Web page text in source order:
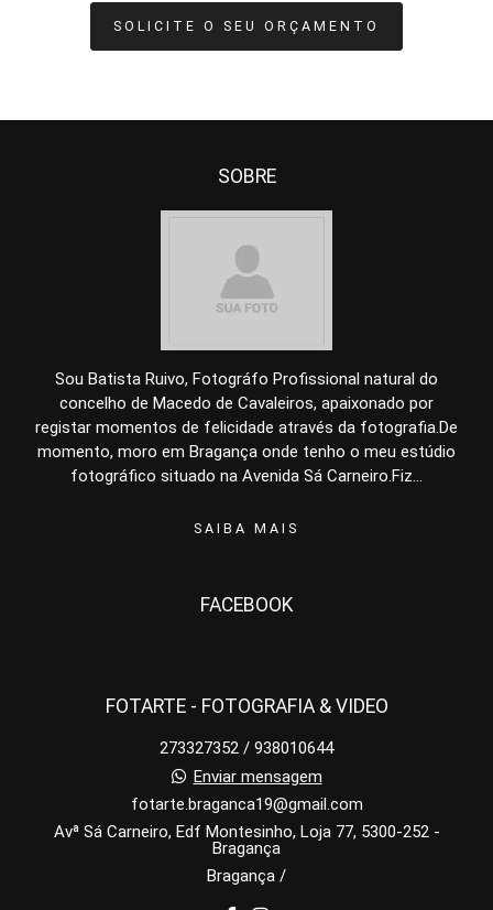
SOLICITE O SEU ORÇAMENTO
SOBRE
Sou Batista Ruivo, Fotográfo Profissional natural do
concelho de Macedo de Cavaleiros, apaixonado por
registar momentos de felicidade através da fotografia.De
momento, moro em Bragança onde tenho o meu estúdio
fotográfico situado na Avenida Sá Carneiro.Fiz...
SAIBA MAIS
FACEBOOK
FOTARTE - FOTOGRAFIA & VIDEO
273327352 / 938010644
Enviar mensagem
fotarte.braganca19@gmail.com
Avª Sá Carneiro, Edf Montesinho, Loja 77, 5300-252 -
Bragança
Bragança /